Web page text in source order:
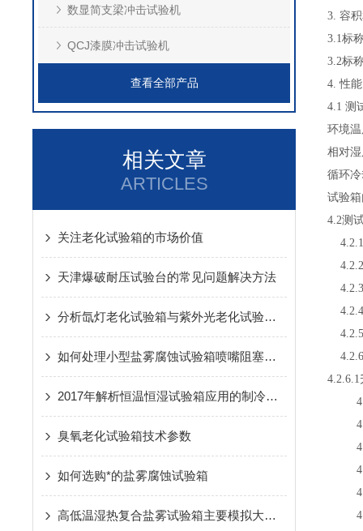
数显简支梁冲击试验机
QCJ漆膜冲击试验机
查看全部产品
相关文章
ARTICLES
关注老化试验箱的市场价值
天津爆破耐压试验台的常见问题解决方法
分析氙灯老化试验箱与紫外光老化试验箱的区别
如何处理小型盐雾腐蚀试验箱喷嘴阻塞无法喷雾
2017年解析恒温恒湿试验箱应用的制冷技术
臭氧老化试验箱技术参数
如何选购*的盐雾腐蚀试验箱
高低温湿热复合盐雾试验箱主要模拟大气中的盐雾环境
3. 容
3.1标
3.2标
4. 性
4.1 测
环境
相对
循环冷
试验
4.2测
4.2.1
4.2.2
4.2.3
4.2.4
4.2.5
4.2.6